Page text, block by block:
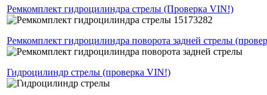
Ремкомплект гидроцилиндра стрелы (Проверка VIN!)
Ремкомплект гидроцилиндра поворота задней стрелы
Гидроцилиндр стрелы (проверка VIN!)